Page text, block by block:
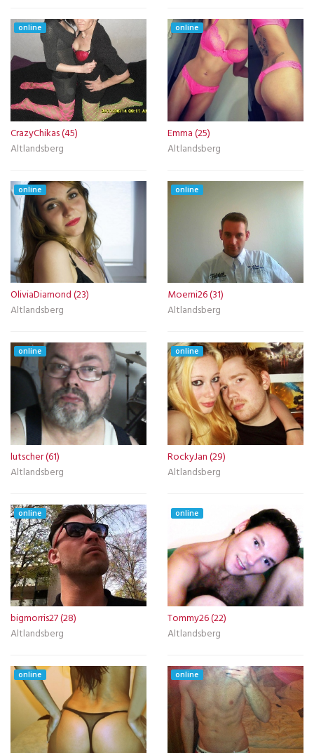
online
CrazyChikas (45)
Altlandsberg
online
Emma (25)
Altlandsberg
online
OliviaDiamond (23)
Altlandsberg
online
Moerni26 (31)
Altlandsberg
online
lutscher (61)
Altlandsberg
online
RockyJan (29)
Altlandsberg
online
bigmorris27 (28)
Altlandsberg
online
Tommy26 (22)
Altlandsberg
online online